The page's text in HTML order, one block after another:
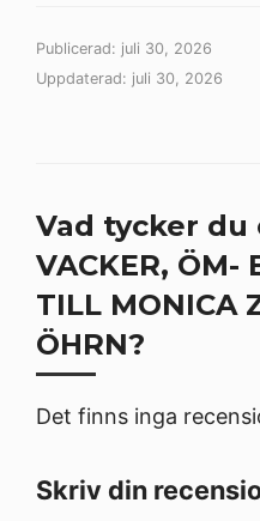
Publicerad: juli 30, 2026
Uppdaterad: juli 30, 2026
Vad tycker du
VACKER, ÖM-
TILL MONICA
ÖHRN?
Det finns inga
Skriv din